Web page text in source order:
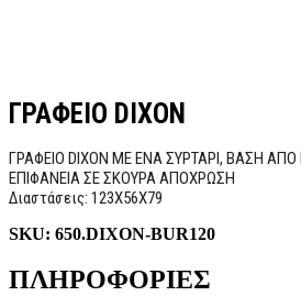
ΓΡΑΦΕΙΟ DIXON
ΓΡΑΦΕΙΟ DIXON ΜΕ ΕΝΑ ΣΥΡΤΑΡΙ, ΒΑΣΗ ΑΠΟ
ΕΠΙΦΑΝΕΙΑ ΣΕ ΣΚΟΥΡΑ ΑΠΟΧΡΩΣΗ
Διαστάσεις: 123Χ56Χ79
SKU: 650.DIXON-BUR120
ΠΛΗΡΟΦΟΡΙΕΣ